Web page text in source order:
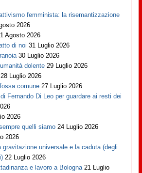
femminista: la risemantizzazione
2026
1 Agosto 2026
di noi 31 Luglio 2026
30 Luglio 2026
dolente 29 Luglio 2026
28 Luglio 2026
comune 27 Luglio 2026
Fernando Di Leo per guardare ai resti dei
2026
quelli siamo 24 Luglio 2026
2026
gravitazione universale e la caduta (degli
22 Luglio 2026
e lavoro a Bologna 21 Luglio